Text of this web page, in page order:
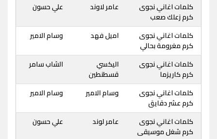
كلمات اغاني نجوى
كرم زعلك صعب
عامر لاوند علي حسون
كلمات اغاني نجوى
كرم مغرومة بحالي
اميل فهد وسام الامير
كلمات اغاني نجوى
كرم كاريزما
اليكسي
قسطنطين
الشاب سامر
كلمات اغاني نجوى
كرم عشر دقايق
وسام الامير وسام الامير
كلمات اغاني نجوى
كرم شغل موسيقى
عامر لوند علي حسون